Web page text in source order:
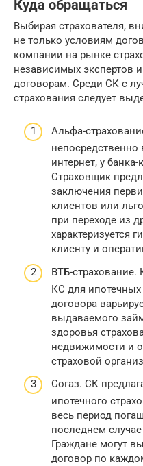
Куда обращаться
Выбирая страхователя,
не только условиям
компании на рынке
независимых экспертов
договорам. Среди СК с
страхования следует
Альфа-
интернет, у
Страховщик
заключения
клиентов или
при переходе из
характеризуется
клиенту и
ВТБ-страхование.
КС для
договора
выдаваемого
здоровья
недвижимости и
страховой
Согаз. СК
ипотечного
весь период
последнем
Граждане могут
договор по